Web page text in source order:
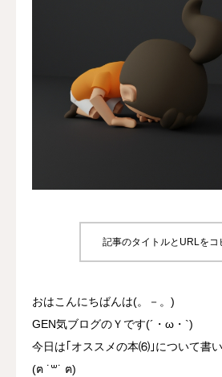
記事のタイトルとURLをコ
おはこんにちばんは(。－。)
GEN気ブログのＹです(´・ω・`)
今日は｢オススメの本⑹｣について書
(ฅ ˙꒳​˙ ฅ)
ご利用案内
事業所について
よくあるご質問
お問い合わせ